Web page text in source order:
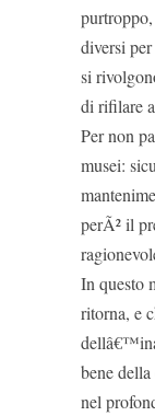
diversi
si
di rifilare
Per non
musei:
perÃ² il
In questo
ritorna, e
bene
nel